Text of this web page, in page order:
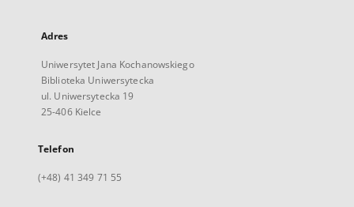
Adres
Uniwersytet Jana Kochanowskiego
Biblioteka Uniwersytecka
ul. Uniwersytecka 19
25-406 Kielce
Telefon
(+48) 41 349 71 55